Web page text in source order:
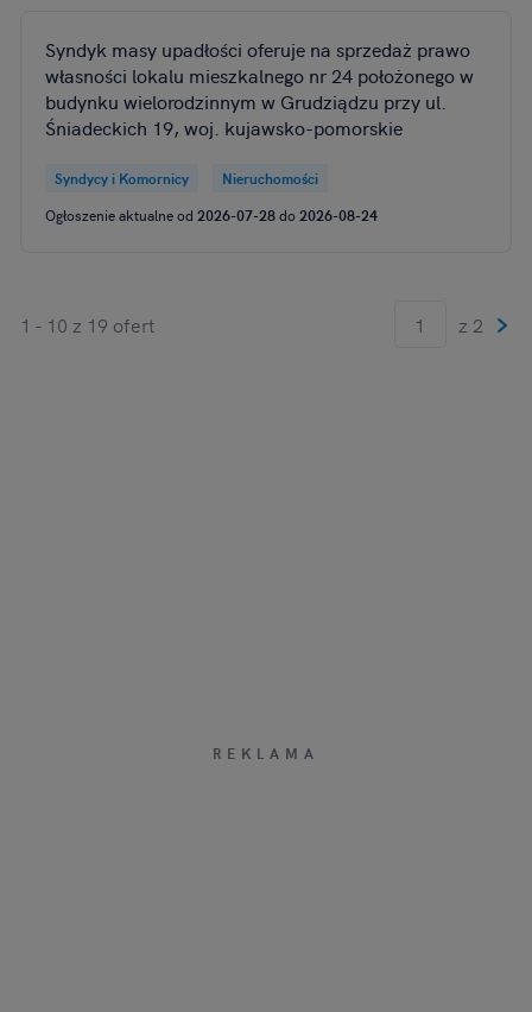
Syndyk masy upadłości oferuje na sprzedaż prawo
własności lokalu mieszkalnego nr 24 położonego w
budynku wielorodzinnym w Grudziądzu przy ul.
Śniadeckich 19, woj. kujawsko-pomorskie
Syndycy i Komornicy
Nieruchomości
Ogłoszenie aktualne od 2026-07-28do 2026-08-24
1 - 10 z 19 ofert z 2